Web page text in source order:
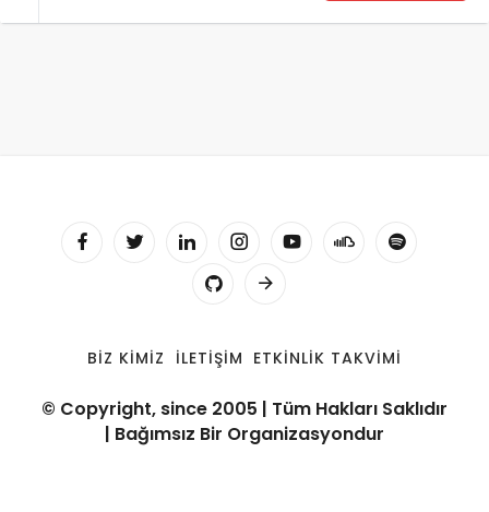
BIZ KIMIZ İLETIŞIM ETKINLIK TAKVIMI
© Copyright, since 2005 | Tüm Hakları Saklıdır
| Bağımsız Bir Organizasyondur